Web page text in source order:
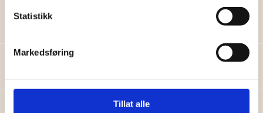
Statistikk
Markedsføring
Tillat alle
Arbeidserfaring